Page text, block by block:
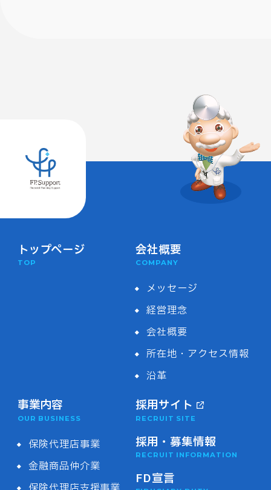
トップページ
TOP
会社概要
COMPANY
メッセージ
経営理念
会社概要
所在地・アクセス情報
沿革
事業内容
OUR BUSINESS
保険代理店事業
金融商品仲介業
採用サイト
RECRUIT SITE
採用・募集情報
RECRUIT INFORMATION
FD宣言